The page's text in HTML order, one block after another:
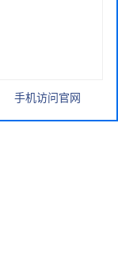
手机访问官网